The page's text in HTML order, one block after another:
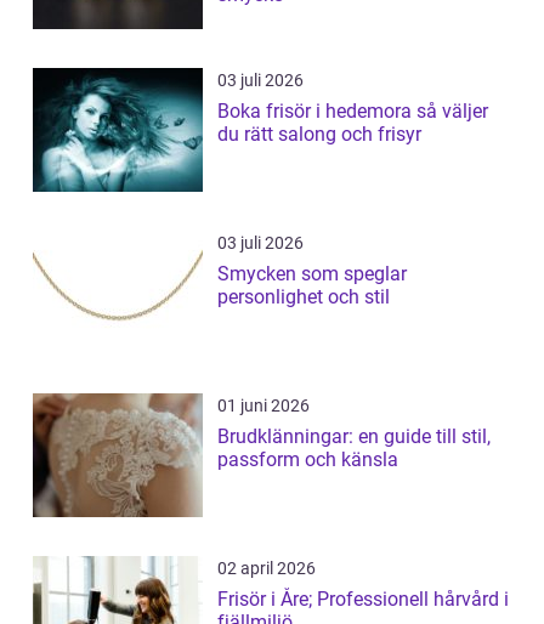
03 juli 2026
Boka frisör i hedemora så väljer
du rätt salong och frisyr
03 juli 2026
Smycken som speglar
personlighet och stil
01 juni 2026
Brudklänningar: en guide till stil,
passform och känsla
02 april 2026
Frisör i Åre; Professionell hårvård i